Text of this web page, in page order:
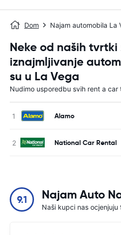
Dom Najam automobila La
Neke od naših tvrtki
iznajmljivanje
su u La Vega
Nudimo usporedbu svih rent a car
Alamo
National Car Rental
9.1 Najam Auto
Naši kupci nas ocjenjuju